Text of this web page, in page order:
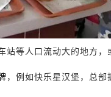
等人口流动大的地方
，例如快乐星汉堡，总